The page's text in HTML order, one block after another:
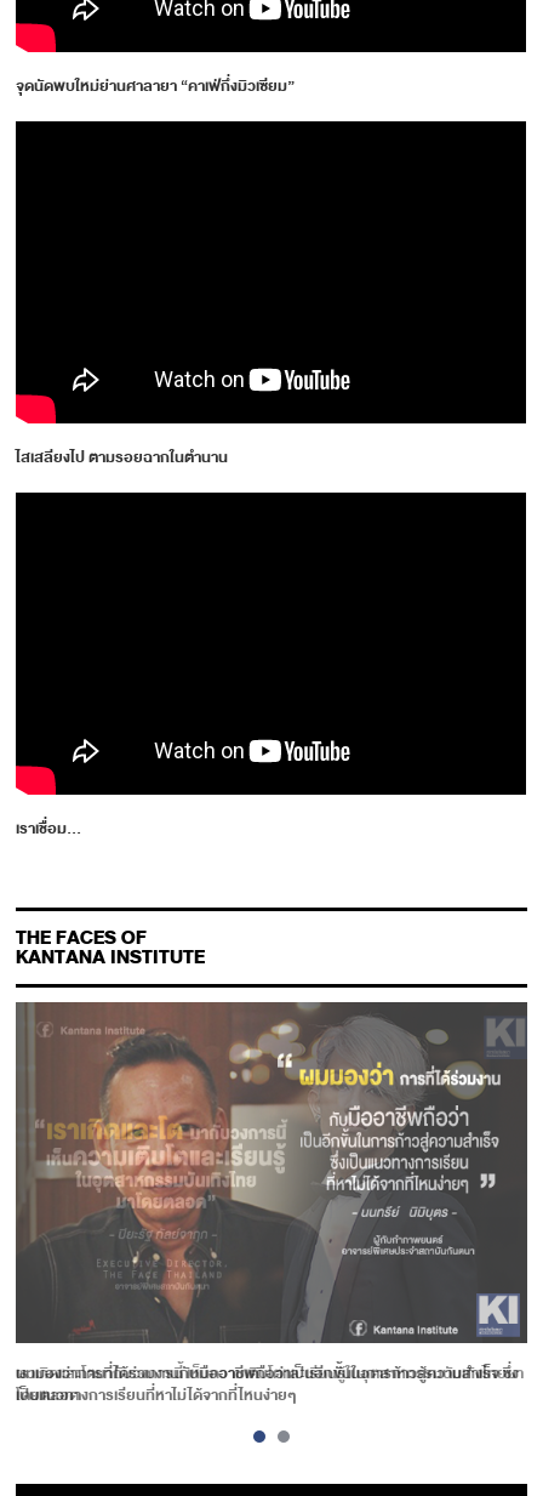
จุดนัดพบใหม่ย่านศาลายา “คาเฟ่กึ่งมิวเซียม”
ไสเสลียงไป ตามรอยฉากในตำนาน
เราเชื่อม...
THE FACES OF
KANTANA INSTITUTE
ผมมองว่าการที่ได้ร่วมงานกับมืออาชีพถือว่าเป็นอีกขั้นในการก้าวสู้ความสำเร็จ ซึ่ง
เป็นแนวทางการเรียนที่หาไม่ได้จากที่ไหนง่ายๆ